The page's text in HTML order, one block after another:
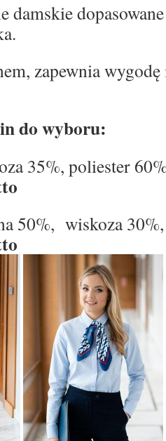
damskie
zapewnia
do wyboru:
35%,
50%, wiskoza